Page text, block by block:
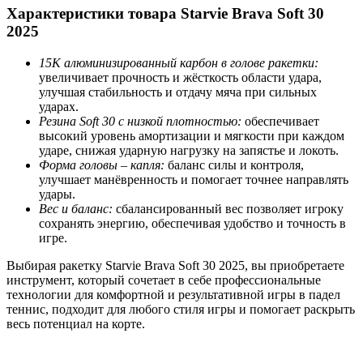
Характеристики товара Starvie Brava Soft 30
2025
15K алюминизированный карбон в голове ракетки:
увеличивает прочность и жёсткость области удара,
улучшая стабильность и отдачу мяча при сильных
ударах.
Резина Soft 30 с низкой плотностью: обеспечивает
высокий уровень амортизации и мягкости при каждом
ударе, снижая ударную нагрузку на запястье и локоть.
Форма головы – капля: баланс силы и контроля,
улучшает манёвренность и помогает точнее направлять
удары.
Вес и баланс: сбалансированный вес позволяет игроку
сохранять энергию, обеспечивая удобство и точность в
игре.
Выбирая ракетку Starvie Brava Soft 30 2025, вы приобретаете
инструмент, который сочетает в себе профессиональные
технологии для комфортной и результативной игры в падел
теннис, подходит для любого стиля игры и помогает раскрыть
весь потенциал на корте.